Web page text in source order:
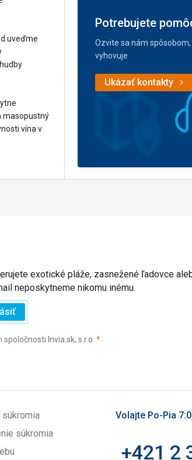
uveďme
masopustný
vína v
Potrebujete
Ozvite sa nám
vyhovuje
Ukázať kontakty
exotické pláže, zasnežené ľadovce
neposkytneme nikomu inému.
Invia.sk, s.r.o. *(povinné)
súkromia
súkromia
Volajte Po-Pia
+421 2